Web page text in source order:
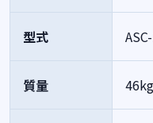
型式
質量 46kg